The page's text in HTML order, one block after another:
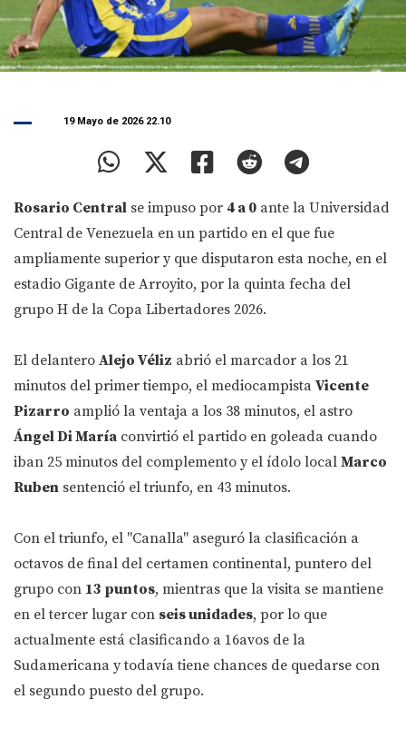
19 Mayo de 2026 22.10
Rosario Central se impuso por 4 a 0 ante la Universidad
Central de Venezuela en un partido en el que fue
ampliamente superior y que disputaron esta noche, en el
estadio Gigante de Arroyito, por la quinta fecha del
grupo H de la Copa Libertadores 2026.
El delantero Alejo Véliz abrió el marcador a los 21
minutos del primer tiempo, el mediocampista Vicente
Pizarro amplió la ventaja a los 38 minutos, el astro
Ángel Di María convirtió el partido en goleada cuando
iban 25 minutos del complemento y el ídolo local Marco
Ruben sentenció el triunfo, en 43 minutos.
Con el triunfo, el "Canalla" aseguró la clasificación a
octavos de final del certamen continental, puntero del
grupo con 13 puntos, mientras que la visita se mantiene
en el tercer lugar con seis unidades, por lo que
actualmente está clasificando a 16avos de la
Sudamericana y todavía tiene chances de quedarse con
el segundo puesto del grupo.